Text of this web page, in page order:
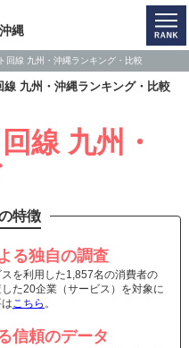
縄
回線 九州・沖縄ランキング・比較
線 九州・沖縄ランキング・比較
線 九州・
特徴
る独自の調査
を利用した1,857名の消費者の
た20企業（サービス）を対象に
こちら 。
信頼のデータ